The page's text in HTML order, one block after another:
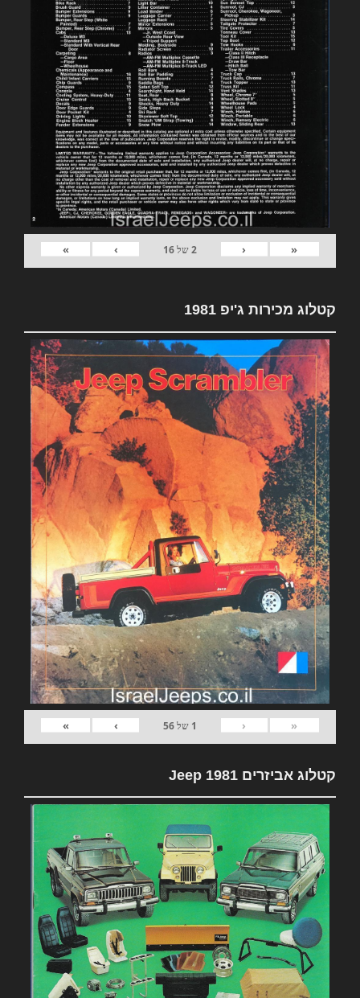
«
‹
2של16
›
»
קטלוג מכירות ג'יפ 1981
«
‹
1 של56
›
»
קטלוג אביזרים 1981 Jeep